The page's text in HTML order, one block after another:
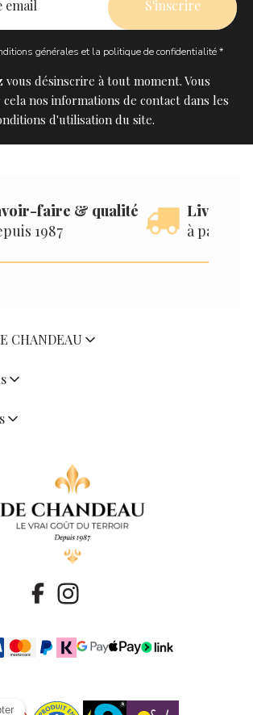
générales et la politique de confidentialité *
vous désinscrire à tout moment. Vous
nos informations de contact dans les
d'utilisation du site.
faire & qualité
1987
à partir
CHANDEAU